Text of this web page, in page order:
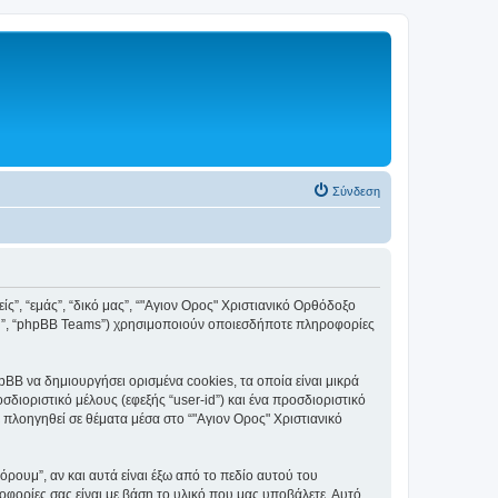
Σύνδεση
“εμάς”, “δικό μας”, “"Αγιον Ορος" Χριστιανικό Ορθόδοξο
“phpBB Teams”) χρησιμοποιούν οποιεσδήποτε πληροφορίες
να δημιουργήσει ορισμένα cookies, τα οποία είναι μικρά
μέλους (εφεξής “user-id”) και ένα προσδιοριστικό
σε θέματα μέσα στο “"Αγιον Ορος" Χριστιανικό
αν και αυτά είναι έξω από το πεδίο αυτού του
σας είναι με βάση το υλικό που μας υποβάλετε. Αυτό